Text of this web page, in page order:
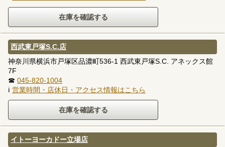
西武東戸塚S.C.店
神奈川県横浜市戸塚区品濃町536-1 西武東戸塚S.C. アネックス館
7F
☎ 045-820-1004
ℹ 営業時間・店休日・アクセス情報はこちら
イトーヨーカドー立場店